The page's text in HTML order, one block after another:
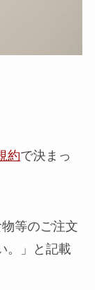
約で決まっ
等のご注文
。」と記載